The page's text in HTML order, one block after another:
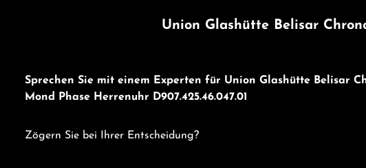
Union Glashütte Belisar
Sprechen Sie mit einem Experten für Union Glashütte Belisar
Mond Phase Herrenuhr D907.425.46.047.01
Zögern Sie bei Ihrer Entscheidung?